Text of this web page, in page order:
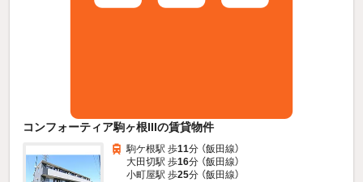
コンフォーティア駒ヶ根IIIの賃貸物件
駒ケ根駅 歩11分 （飯田線）
大田切駅 歩16分 （飯田線）
小町屋駅 歩25分 （飯田線）